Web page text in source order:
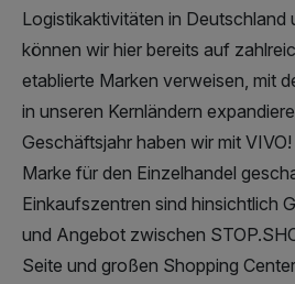
Logistikaktivitäten in Deutschland
können wir hier bereits auf
etablierte Marken verweisen, mit
in unseren Kernländern
Geschäftsjahr haben wir mit
Marke für den Einzelhandel
Einkaufszentren sind hinsichtlich
und Angebot zwischen
Seite und großen Shopping